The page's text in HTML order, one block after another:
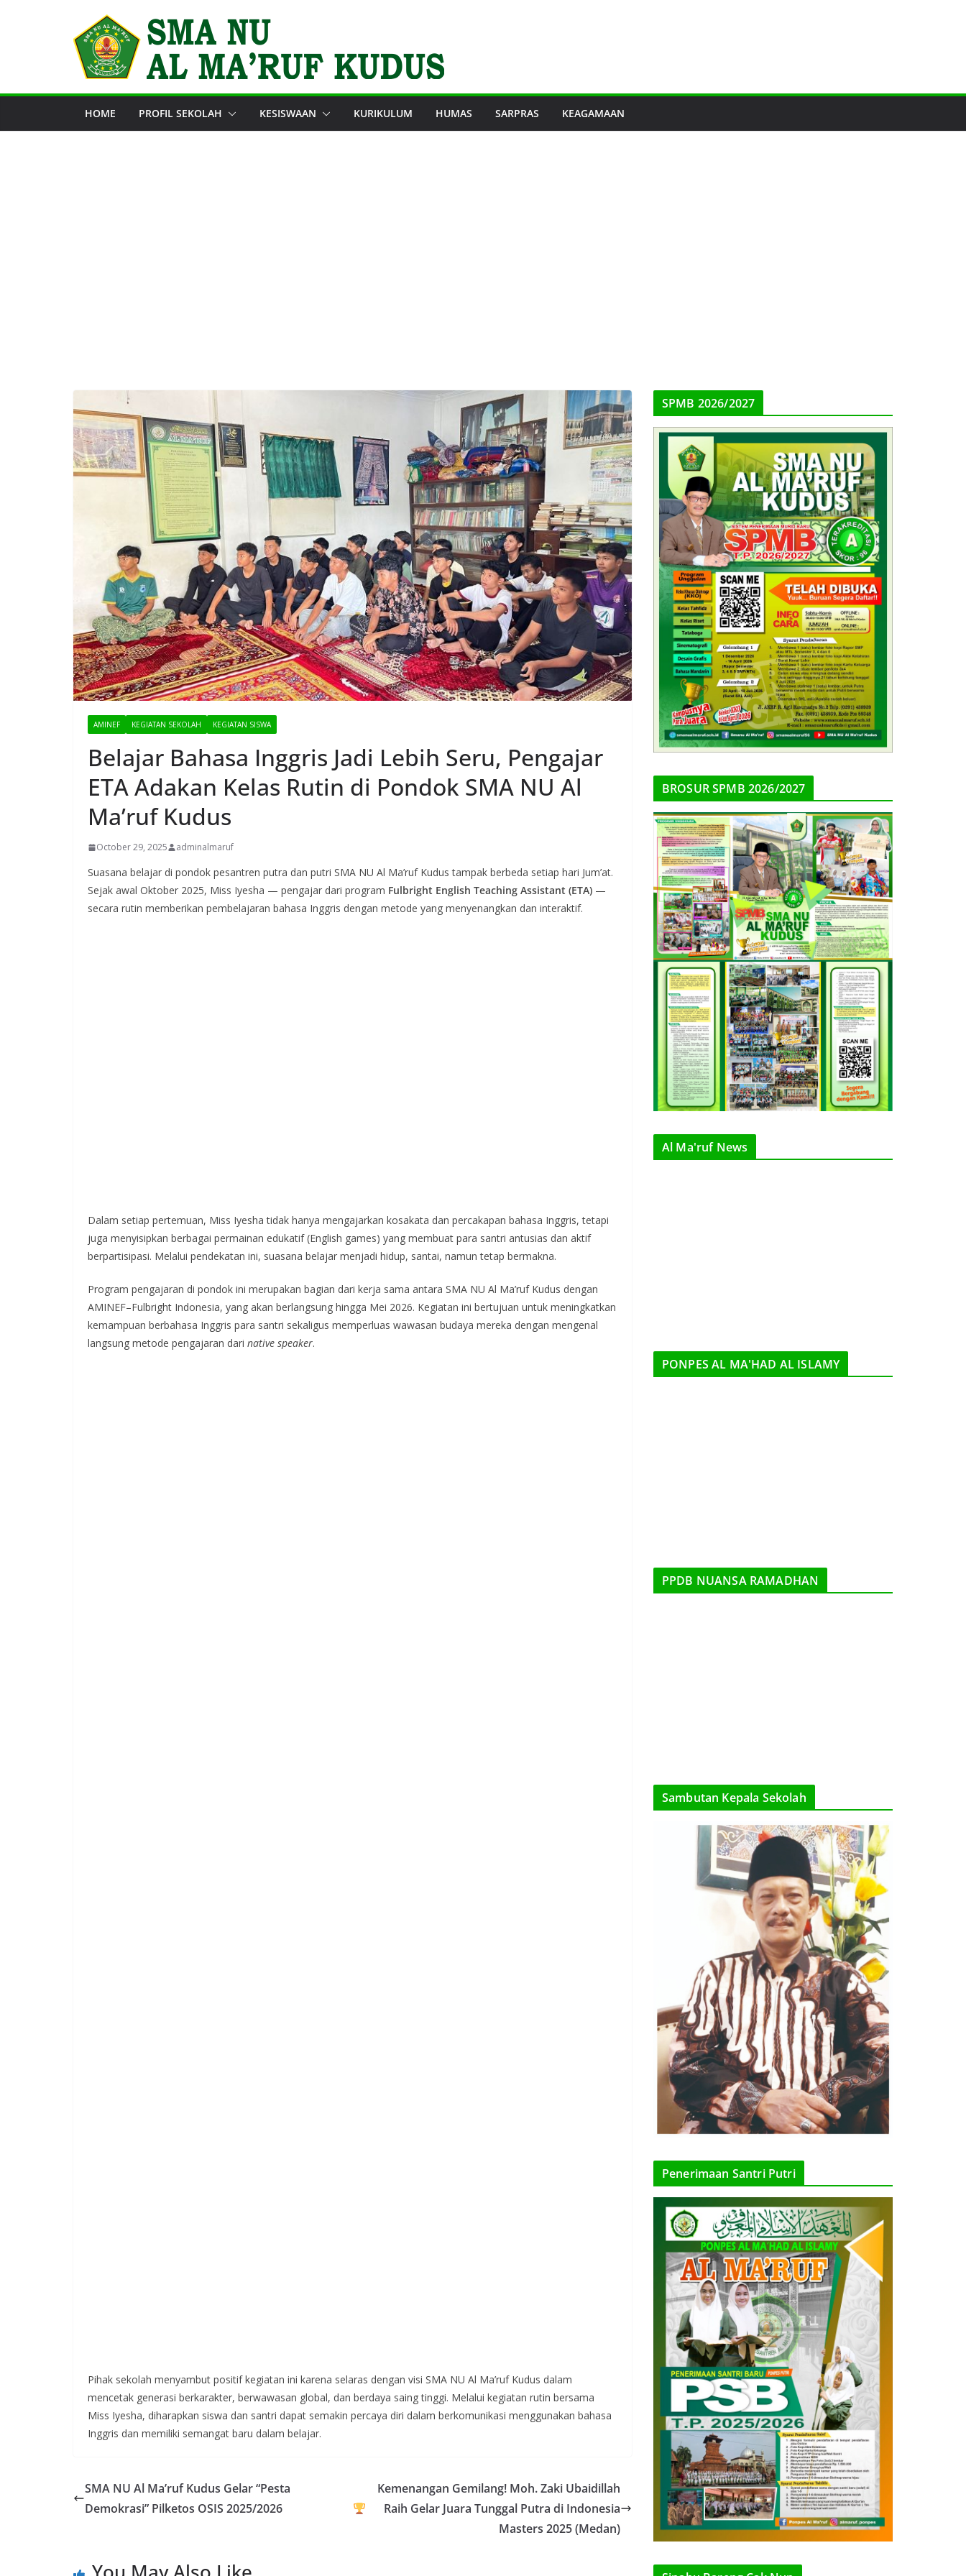
HOME PROFIL SEKOLAH KESISWAAN KURIKULUM HUMAS SARPRAS KEAGAMAAN
AMINEF KEGIATAN SEKOLAH KEGIATAN SISWA
Belajar Bahasa Inggris Jadi Lebih Seru, Pengajar
ETA Adakan Kelas Rutin di Pondok SMA NU Al
Ma’ruf Kudus
October 29, 2025 adminalmaruf
Suasana belajar di pondok pesantren putra dan putri SMA NU Al Ma’ruf Kudus tampak berbeda setiap hari Jum’at.
Sejak awal Oktober 2025, Miss Iyesha — pengajar dari program Fulbright English Teaching Assistant (ETA) —
secara rutin memberikan pembelajaran bahasa Inggris dengan metode yang menyenangkan dan interaktif.
Dalam setiap pertemuan, Miss Iyesha tidak hanya mengajarkan kosakata dan percakapan bahasa Inggris, tetapi
juga menyisipkan berbagai permainan edukatif (English games) yang membuat para santri antusias dan aktif
berpartisipasi. Melalui pendekatan ini, suasana belajar menjadi hidup, santai, namun tetap bermakna.
Program pengajaran di pondok ini merupakan bagian dari kerja sama antara SMA NU Al Ma’ruf Kudus dengan
AMINEF–Fulbright Indonesia, yang akan berlangsung hingga Mei 2026. Kegiatan ini bertujuan untuk meningkatkan
kemampuan berbahasa Inggris para santri sekaligus memperluas wawasan budaya mereka dengan mengenal
langsung metode pengajaran dari native speaker.
Pihak sekolah menyambut positif kegiatan ini karena selaras dengan visi SMA NU Al Ma’ruf Kudus dalam
mencetak generasi berkarakter, berwawasan global, dan berdaya saing tinggi. Melalui kegiatan rutin bersama
Miss Iyesha, diharapkan siswa dan santri dapat semakin percaya diri dalam berkomunikasi menggunakan bahasa
Inggris dan memiliki semangat baru dalam belajar.
SMA NU Al Ma’ruf Kudus Gelar “Pesta
Demokrasi” Pilketos OSIS 2025/2026
Kemenangan Gemilang! Moh. Zaki Ubaidillah
Raih Gelar Juara Tunggal Putra di Indonesia
Masters 2025 (Medan)
SPMB 2026/2027
BROSUR SPMB 2026/2027
Al Ma'ruf News
PONPES AL MA'HAD AL ISLAMY
PPDB NUANSA RAMADHAN
Sambutan Kepala Sekolah
Penerimaan Santri Putri